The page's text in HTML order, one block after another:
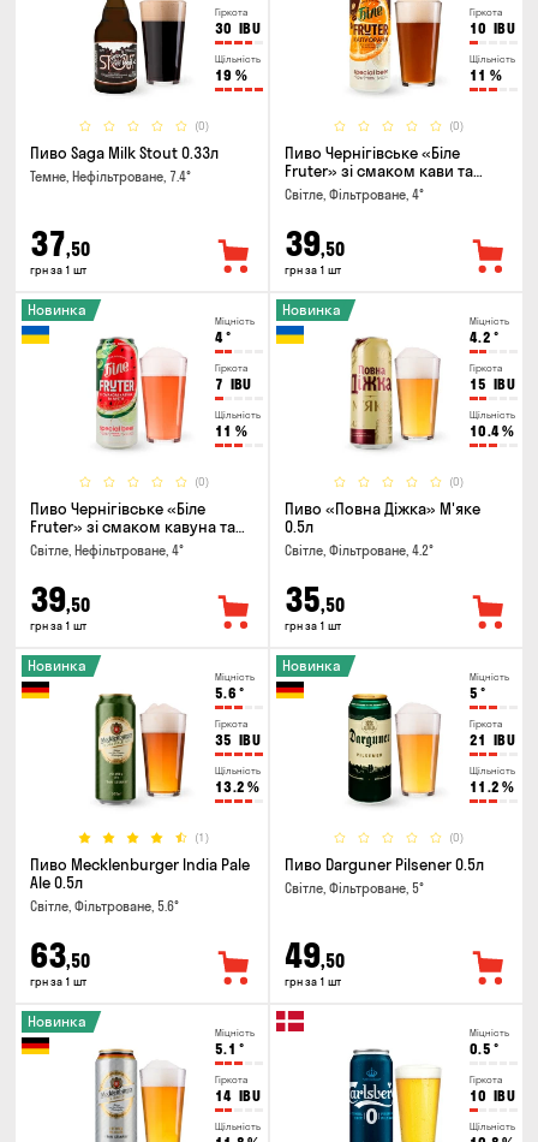
Гіркота
30 IBU
Щільність
19 %
(0)
Пиво Saga Milk Stout 0.33л
Темне, Нефільтроване, 7.4°
37,50
грн за 1 шт
Гіркота
10 IBU
Щільність
11 %
(0)
Пиво Чернігівське «Біле
Fruter» зі смаком кави та
апельсину 0.5л
Світле, Фільтроване, 4°
39,50
грн за 1 шт
Міцність
4°
Гіркота
7 IBU
Щільність
11 %
(0)
Новинка
Пиво Чернігівське «Біле
Fruter» зі смаком кавуна та
м'яти 0.5л
Світле, Нефільтроване, 4°
39,50
грн за 1 шт
Міцність
4.2 °
Гіркота
15 IBU
Щільність
10.4%
(0)
Новинка
Пиво «Повна Діжка» М'яке
0.5л
Світле, Фільтроване, 4.2°
35,50
грн за 1 шт
Міцність
5.6 °
Гіркота
35 IBU
Щільність
13.2 %
(1)
Новинка
Пиво Mecklenburger India Pale
Ale 0.5л
Світле, Фільтроване, 5.6°
63,50
грн за 1 шт
Міцність
5 °
Гіркота
21 IBU
Щільність
11.2 %
(0)
Новинка
Пиво Darguner Pilsener 0.5л
Світле, Фільтроване, 5°
49,50
грн за 1 шт
Міцність
5.1 °
Гіркота
14 IBU
Щільність
Новинка
Міцність
0.5 °
Гіркота
10 IBU
Щільність